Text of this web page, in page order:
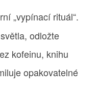
„vypínací rituál“.
odložte
kofeinu, knihu
opakovatelné